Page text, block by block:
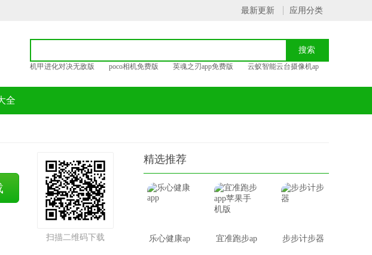
最新更新 应用分类
机甲进化对决无敌版 poco相机免费版 英魂之刃app免费版
云蚁智能云台摄像机ap
全
扫描二维码下载
精选推荐
乐心健康ap 宜准跑步ap 步步计步器